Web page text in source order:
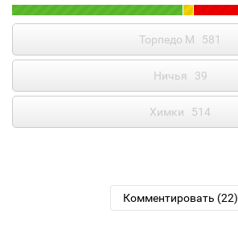
Торпедо М 581
Ничья 39
Химки 514
Комментировать (22)